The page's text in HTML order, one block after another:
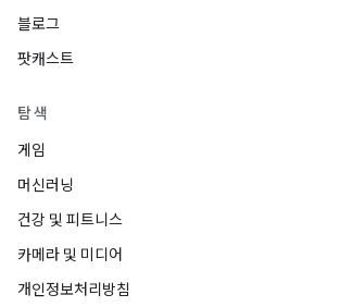
블로그
팟캐스트
탐색
게임
머신러닝
건강 및 피트니스
카메라 및 미디어
개인정보처리방침